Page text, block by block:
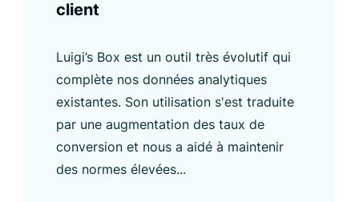
client
Luigi’s Box est un outil très évolutif qui
complète nos données analytiques
existantes. Son utilisation s'est traduite
par une augmentation des taux de
conversion et nous a aidé à maintenir
des normes élevées...